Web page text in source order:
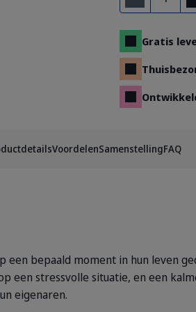
Verwijderen
Gratis
VoordelenSamenstellingFAQ
een bepaald moment in hun leven
een stressvolle situatie, en een
eigenaren.